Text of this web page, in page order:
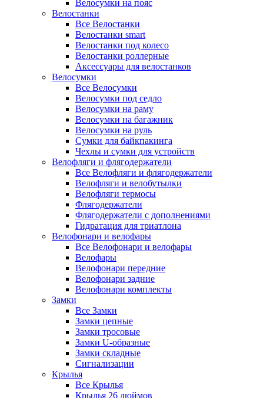
Велосумки на пояс
Велостанки
Все Велостанки
Велостанки smart
Велостанки под колесо
Велостанки роллерные
Аксессуары для велостанков
Велосумки
Все Велосумки
Велосумки под седло
Велосумки на раму
Велосумки на багажник
Велосумки на руль
Сумки для байкпакинга
Чехлы и сумки для устройств
Велофляги и флягодержатели
Все Велофляги и флягодержатели
Велофляги и велобутылки
Велофляги термосы
Флягодержатели
Флягодержатели с дополнениями
Гидратация для триатлона
Велофонари и велофары
Все Велофонари и велофары
Велофары
Велофонари передние
Велофонари задние
Велофонари комплекты
Замки
Все Замки
Замки цепные
Замки тросовые
Замки U-образные
Замки складные
Сигнализации
Крылья
Все Крылья
Крылья 26 дюймов